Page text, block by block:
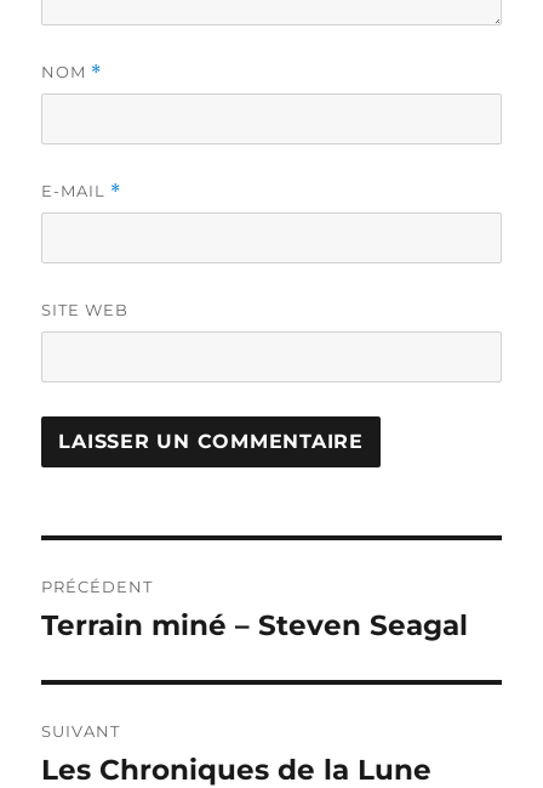
NOM *
E-MAIL *
SITE WEB
de
PRÉCÉDENT
Publication
Terrain miné – Steven Seagal
SUIVANT
Publication
Les Chroniques de la Lune